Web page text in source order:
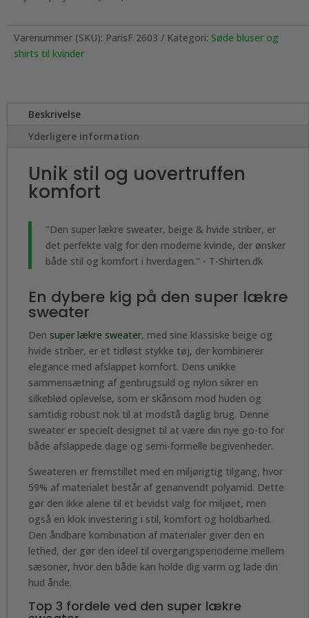
Varenummer (SKU): ParisF 2603 Kategori: Søde bluser og
shirts til kvinder
Beskrivelse
Yderligere information
Unik stil og uovertruffen
komfort
"Den super lækre sweater, beige & hvide striber, er
det perfekte valg for den moderne kvinde, der ønsker
både stil og komfort i hverdagen." - T-Shirten.dk
En dybere kig på den super lækre
sweater
Den super lækre sweater, med sine klassiske beige og
hvide striber, er et tidløst stykke tøj, der kombinerer
elegance med afslappet komfort. Dens unikke
sammensætning af genbrugsuld og nylon sikrer en
silkeblød oplevelse, som er skånsom mod huden og
samtidig robust nok til at modstå daglig brug. Denne
sweater er specielt designet til at være din nye go-to for
både afslappede dage og semi-formelle begivenheder.
Sweateren er fremstillet med en miljørigtig tilgang, hvor
59% af materialet består af genanvendt polyamid. Dette
gør den ikke alene til et bevidst valg for miljøet, men
også en klok investering i stil, komfort og holdbarhed.
Den åndbare kombination af materialer giver den en
lethed, der gør den ideel til overgangsperioderne mellem
sæsoner, hvor den både kan holde dig varm og lade din
hud ånde.
Top 3 fordele ved den super lækre